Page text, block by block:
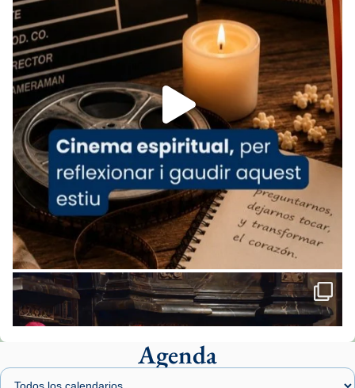
Arquebisbat de Barcelonais at Catedral
de Barcelona.
1 week ago
Aquest dilluns, 27 de juliol, ha tingut lloc la
missa d’acció de gràcies en agraïment al
comitè organitzador de la visita apostòlica
del Sant Pare Lleó XIV a Barcelona, i als
col·laboradors, a la Catedral de Barcelona.
L’arquebisbe de Barcelona, el cardenal Joan
Josep Omella, ha presidit la missa i l’ha
concelebrat el bisbe auxiliar de Barcelona,
Mons. David Abadías.
📸 Dr. G. Simón
Foto
View on Facebook Share
Arquebisbat de Barcelona
1 week ago Agenda